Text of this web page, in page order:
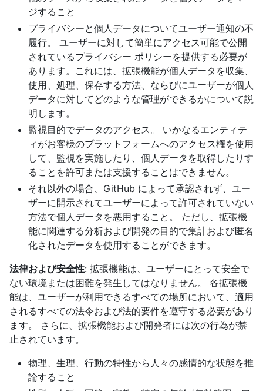
ジすること
プライバシーと個人データについてユーザー通知の不
履行。 ユーザーに対して簡単にアクセス可能で公開
されているプライバシー ポリシーを提供する必要が
あります。これには、拡張機能が個人データを収集、
使用、処理、保存する方法、ならびにユーザーが個人
データに対してどのような管理ができるかについて説
明します。
監視目的でデータのアクセス。 いかなるエンティテ
ィがお客様のプラットフォームへのアクセス権を使用
して、監視を実施したり、個人データを取得したりす
ることを許可または支援することはできません。
それ以外の場合、GitHub によって承認されず、ユー
ザーに開示されてユーザーによって許可されていない
方法で個人データを悪用すること。 ただし、拡張機
能に関連する分析および開発の目的で集計および匿名
化されたデータを使用することができます。
法律および安全性: 拡張機能は、ユーザーにとって安全で
ない環境または困難を発生してはなりません。 各拡張機
能は、ユーザーが利用できるすべての場所において、適用
されるすべての法令および法的要件を遵守する必要があり
ます。 さらに、拡張機能および開発者には次の行為が禁
止されています。
物理、生理、行動の特性から人々の感情的な状態を推
論すること